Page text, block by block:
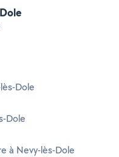
Dole
Dole
à Nevy-lès-Dole